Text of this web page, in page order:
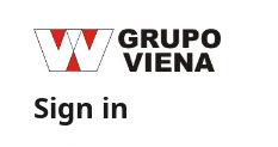
Sign in